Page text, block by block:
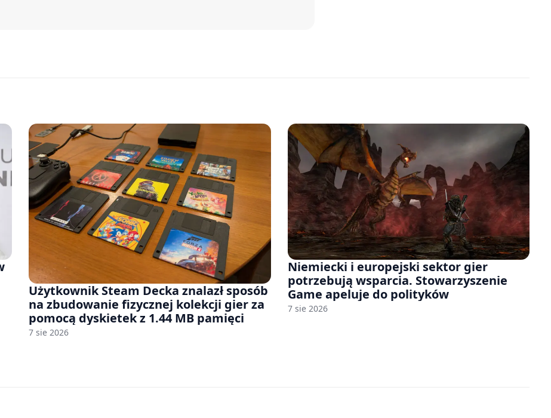
Użytkownik Steam Decka znalazł sposób
na zbudowanie fizycznej kolekcji gier za
pomocą dyskietek z 1.44 MB pamięci
7 sie 2026
Niemiecki i europejski sektor gier
potrzebują wsparcia. Stowarzyszenie
Game apeluje do polityków
7 sie 2026